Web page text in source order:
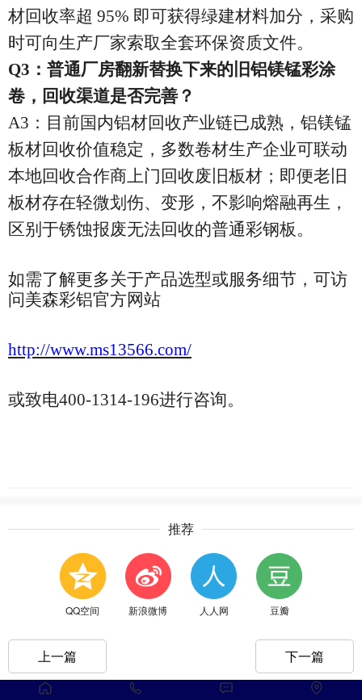
材回收率超 95% 即可获得绿建材料加分，采购
时可向生产厂家索取全套环保资质文件。
Q3：普通厂房翻新替换下来的旧铝镁锰彩涂
卷，回收渠道是否完善？
A3：目前国内铝材回收产业链已成熟，铝镁锰
板材回收价值稳定，多数卷材生产企业可联动
本地回收合作商上门回收废旧板材；即便老旧
板材存在轻微划伤、变形，不影响熔融再生，
区别于锈蚀报废无法回收的普通彩钢板。
如需了解更多关于产品选型或服务细节，可访
问美森彩铝官方网站
http://www.ms13566.com/
或致电400-1314-196进行咨询。
推荐
QQ空间 新浪微博 人人网 豆瓣
上一篇 下一篇